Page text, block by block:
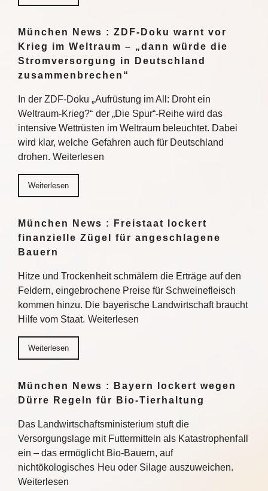
München News : ZDF-Doku warnt vor
Krieg im Weltraum – „dann würde die
Stromversorgung in Deutschland
zusammenbrechen“
In der ZDF-Doku „Aufrüstung im All: Droht ein
Weltraum-Krieg?“ der „Die Spur“-Reihe wird das
intensive Wettrüsten im Weltraum beleuchtet. Dabei
wird klar, welche Gefahren auch für Deutschland
drohen. Weiterlesen
Weiterlesen
München News : Freistaat lockert
finanzielle Zügel für angeschlagene
Bauern
Hitze und Trockenheit schmälern die Erträge auf den
Feldern, eingebrochene Preise für Schweinefleisch
kommen hinzu. Die bayerische Landwirtschaft braucht
Hilfe vom Staat. Weiterlesen
Weiterlesen
München News : Bayern lockert wegen
Dürre Regeln für Bio-Tierhaltung
Das Landwirtschaftsministerium stuft die
Versorgungslage mit Futtermitteln als Katastrophenfall
ein – das ermöglicht Bio-Bauern, auf
nichtökologisches Heu oder Silage auszuweichen.
Weiterlesen